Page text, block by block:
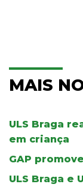
MAIS
ULS Braga
em criança
GAP
ULS Braga e